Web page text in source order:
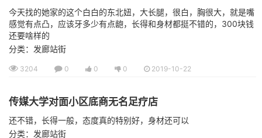
今天找的她家的这个白白的东北妞，大长腿，很白，胸很大，就是嘴
感觉有点凸，应该牙多少有点龅，长得和身材都挺不错的，300块钱
还要啥样的
分类：发廊站街
3204 0 0 0 2019-10-22
传媒大学对面小区底商无名足疗店
还不错，长得一般，态度真的特别好，身材还可以
分类：发廊站街